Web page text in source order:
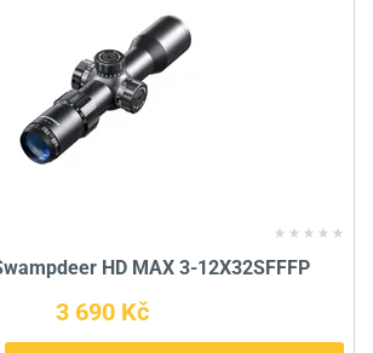
HD MAX 3-12X32SFFFP
3 690 Kč